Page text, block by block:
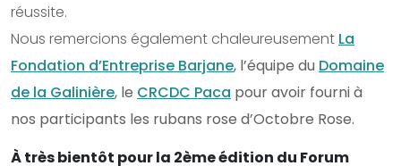
réussite.
Nous remercions également chaleureusement La
Fondation d’Entreprise Barjane, l’équipe du Domaine
de la Galinière, le CRCDC Paca pour avoir fourni à
nos participants les rubans rose d’Octobre Rose.
À très bientôt pour la 2ème édition du Forum